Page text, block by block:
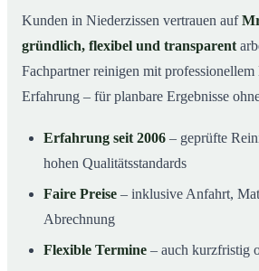
Kunden in Niederzissen vertrauen auf
gründlich, flexibel und transparent
Fachpartner reinigen mit
Erfahrung – für planbare Ergebnisse
Erfahrung seit 2006 – geprüfte
hohen Qualitätsstandards
Faire Preise – inklusive Anfahrt,
Abrechnung
Flexible Termine – auch kurzfristig